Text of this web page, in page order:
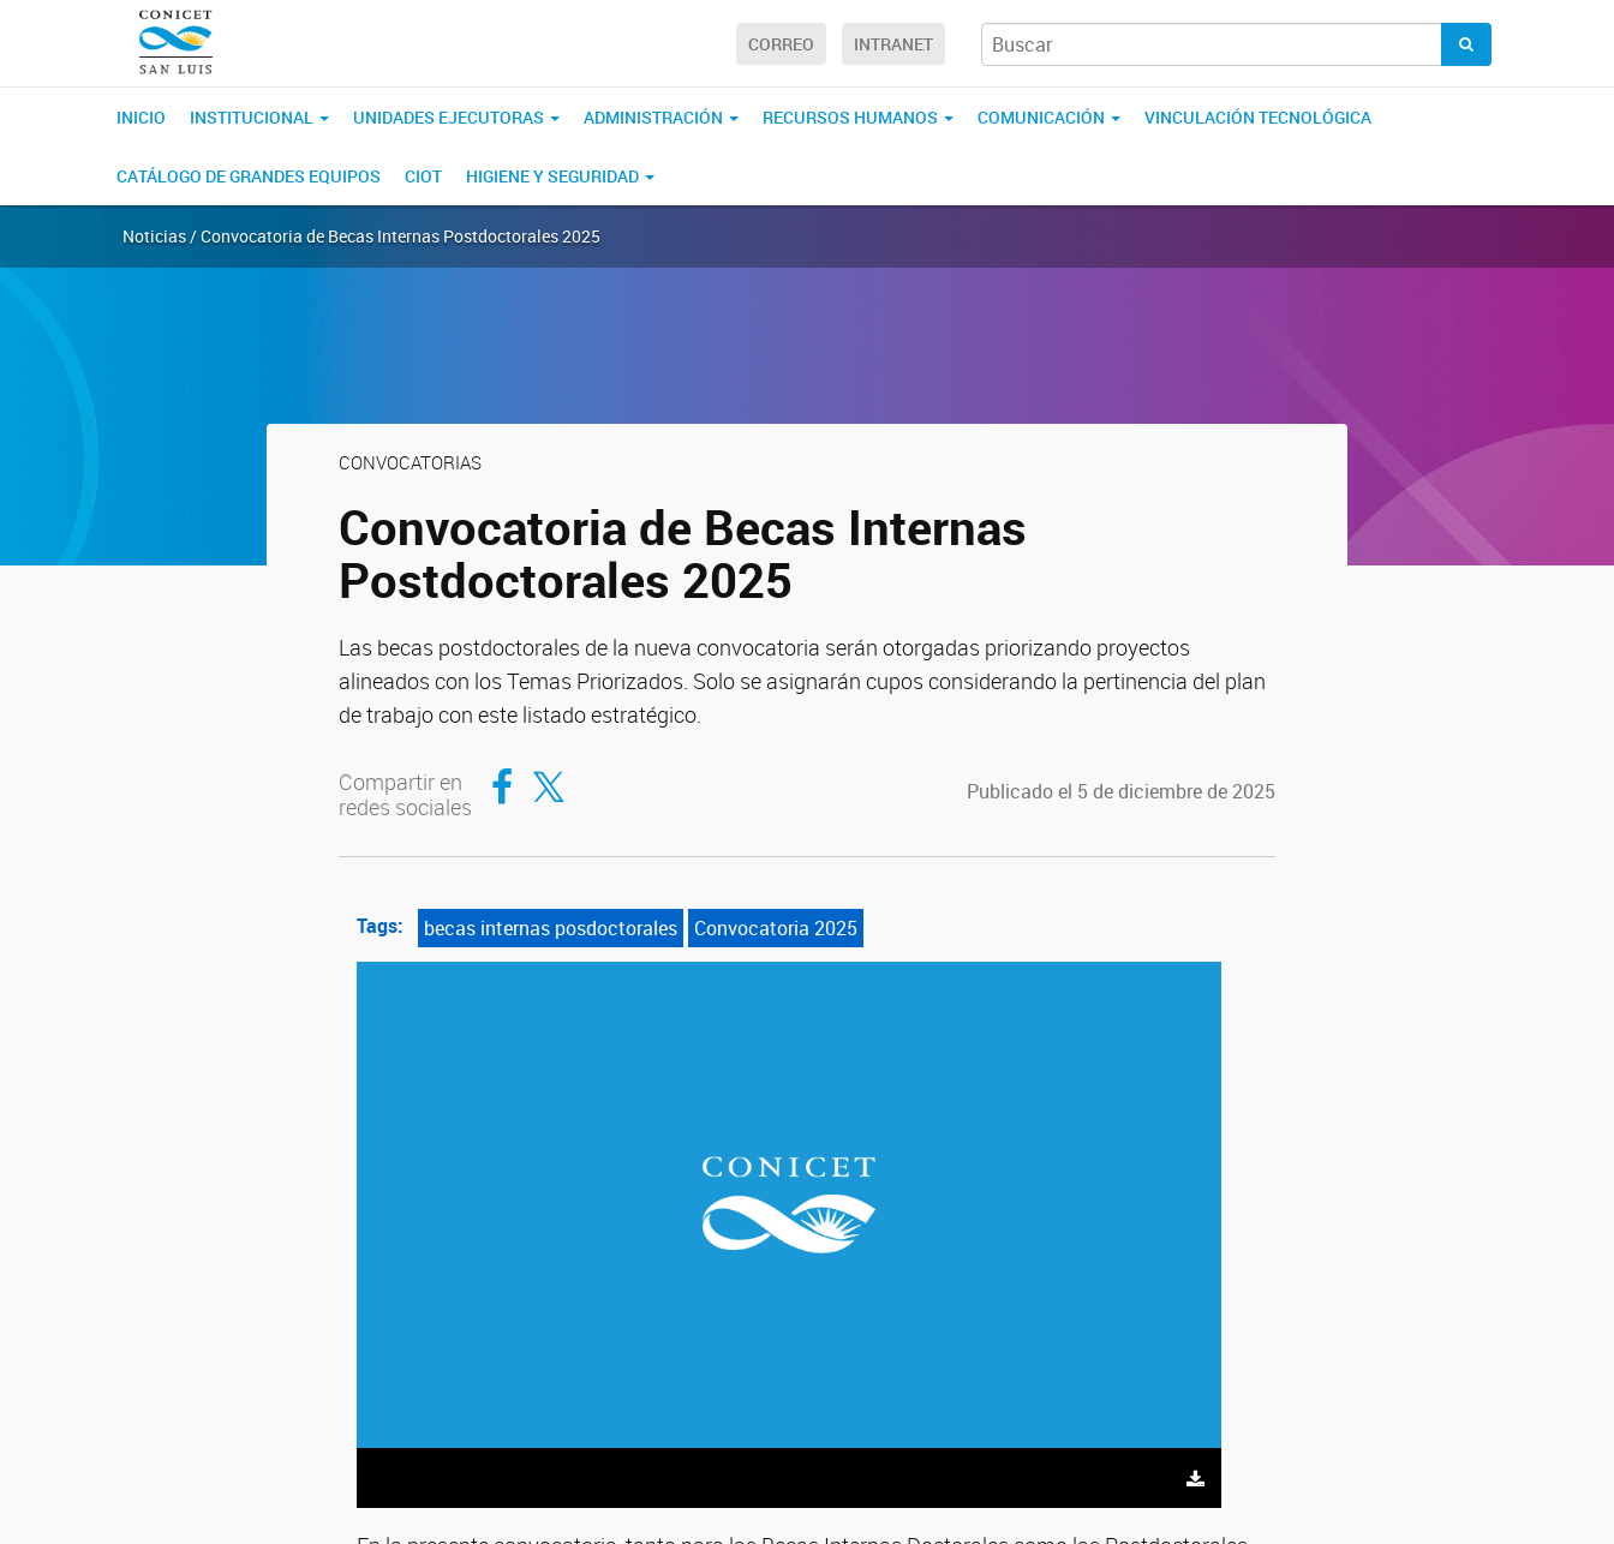
CORREO INTRANET
INICIO INSTITUCIONAL UNIDADES EJECUTORAS ADMINISTRACIÓN RECURSOS HUMANOS COMUNICACIÓN VINCULACIÓN TECNOLÓGICA
CATÁLOGO DE GRANDES EQUIPOS CIOT HIGIENE Y SEGURIDAD
Noticias / Convocatoria de Becas Internas Postdoctorales 2025
CONVOCATORIAS
Convocatoria de Becas Internas
Postdoctorales 2025
Las becas postdoctorales de la nueva convocatoria serán otorgadas priorizando proyectos
alineados con los Temas Priorizados. Solo se asignarán cupos considerando la pertinencia del plan
de trabajo con este listado estratégico.
Compartir en
redes sociales
Compartir en Facebook
Compartir en Twitter Publicado el 5 de diciembre de 2025
Tags: becas internas posdoctorales Convocatoria 2025